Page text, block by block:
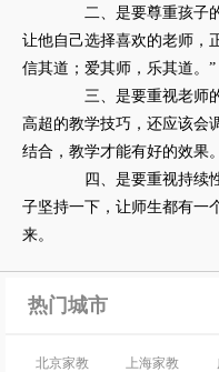
二、是要尊重孩子的
让他自己选择喜欢的老师，
信其道；爱其师，乐其道。”
三、是要重视老师的
高超的教学技巧，还应该会
结合，教学才能有好的效果。
四、是要重视持续性
子坚持一下，让师生都有一
来。
热门城市
北京家教 上海家教